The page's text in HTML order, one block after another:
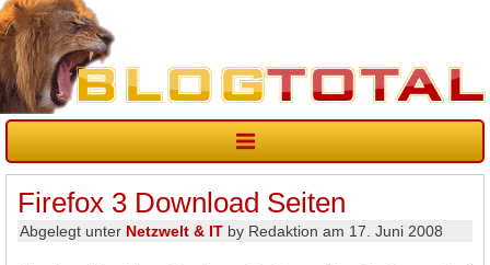
Firefox 3 Download Seiten
Abgelegt unter Netzwelt & IT by Redaktion am 17. Juni 2008